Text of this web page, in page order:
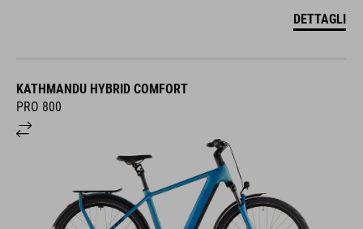
DETTAGLI
KATHMANDU HYBRID COMFORT
PRO 800